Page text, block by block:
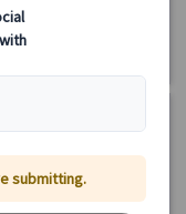
・26・27、10/10・
グラダ・ファミリア